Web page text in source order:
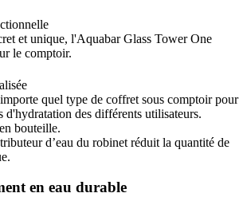
et unique, l'Aquabar Glass Tower One
le comptoir.
quel type de coffret sous comptoir pour
d'hydratation des différents utilisateurs.
bouteille.
d’eau du robinet réduit la quantité de
en eau durable